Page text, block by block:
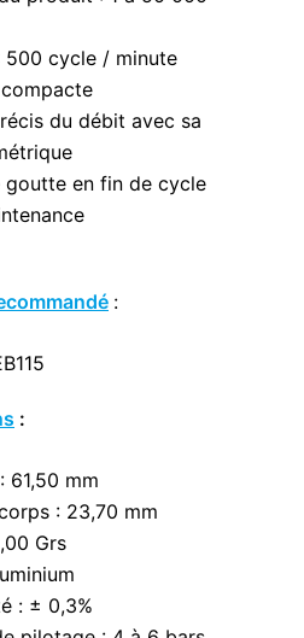
500 cycle / minute
du débit avec sa
goutte en fin de cycle
:
:
61,50 mm
: 23,70 mm
Grs
: ± 0,3%